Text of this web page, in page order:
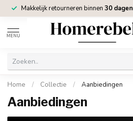
Makkelijk retourneren binnen 30 dagen
MENU
Home / Collectie / Aanbiedingen
Aanbiedingen